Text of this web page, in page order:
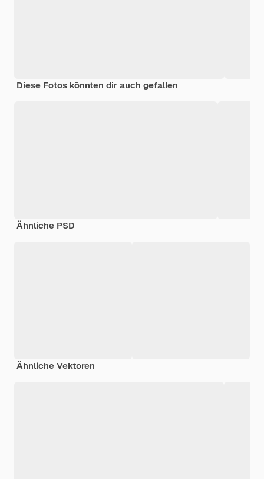
Diese Fotos könnten dir auch gefallen
Ähnliche PSD
Ähnliche Vektoren